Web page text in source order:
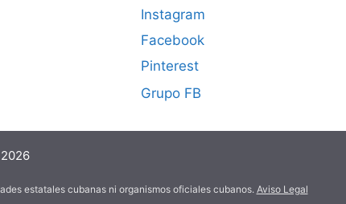
Instagram
Facebook
Pinterest
Grupo FB
estatales cubanas ni organismos oficiales cubanos. Aviso Legal